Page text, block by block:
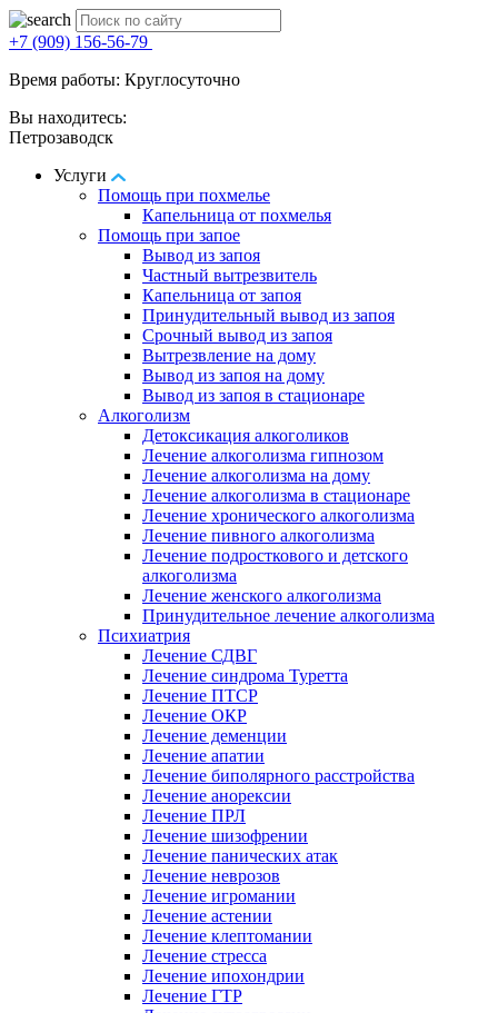
+7 (909) 156-56-79
Время работы: Круглосуточно
Вы находитесь:
Петрозаводск
Услуги
Помощь при похмелье
Капельница от похмелья
Помощь при запое
Вывод из запоя
Частный вытрезвитель
Капельница от запоя
Принудительный вывод из запоя
Срочный вывод из запоя
Вытрезвление на дому
Вывод из запоя на дому
Вывод из запоя в стационаре
Алкоголизм
Детоксикация алкоголиков
Лечение алкоголизма гипнозом
Лечение алкоголизма на дому
Лечение алкоголизма в стационаре
Лечение хронического алкоголизма
Лечение пивного алкоголизма
Лечение подросткового и детского
алкоголизма
Лечение женского алкоголизма
Принудительное лечение алкоголизма
Психиатрия
Лечение СДВГ
Лечение синдрома Туретта
Лечение ПТСР
Лечение ОКР
Лечение деменции
Лечение апатии
Лечение биполярного расстройства
Лечение анорексии
Лечение ПРЛ
Лечение шизофрении
Лечение панических атак
Лечение неврозов
Лечение игромании
Лечение астении
Лечение клептомании
Лечение стресса
Лечение ипохондрии
Лечение ГТР